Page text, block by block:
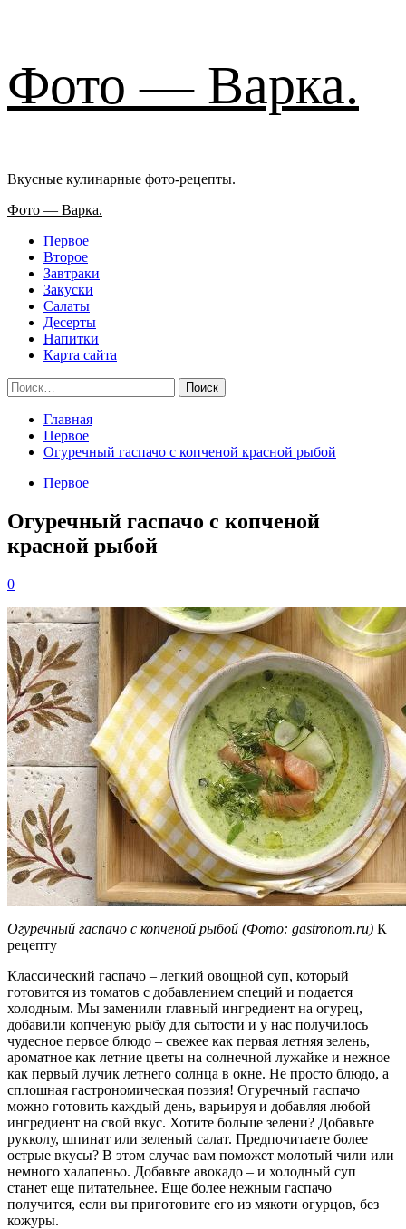
к
содержимому
Фото — Варка.
Вкусные кулинарные фото-рецепты.
Основное
Фото — Варка.
Первое
Второе
Завтраки
Закуски
Салаты
Десерты
Напитки
Карта сайта
Найти:
Главная
Первое
Огуречный гаспачо с копченой красной рыбой
Первое
Огуречный гаспачо с копченой
красной рыбой
0
Огуречный гаспачо с копченой рыбой (Фото: gastronom.ru) К
рецепту
Классический гаспачо – легкий овощной суп, который
готовится из томатов с добавлением специй и подается
холодным. Мы заменили главный ингредиент на огурец,
добавили копченую рыбу для сытости и у нас получилось
чудесное первое блюдо – свежее как первая летняя зелень,
ароматное как летние цветы на солнечной лужайке и нежное
как первый лучик летнего солнца в окне. Не просто блюдо, а
сплошная гастрономическая поэзия! Огуречный гаспачо
можно готовить каждый день, варьируя и добавляя любой
ингредиент на свой вкус. Хотите больше зелени? Добавьте
рукколу, шпинат или зеленый салат. Предпочитаете более
острые вкусы? В этом случае вам поможет молотый чили или
немного халапеньо. Добавьте авокадо – и холодный суп
станет еще питательнее. Еще более нежным гаспачо
получится, если вы приготовите его из мякоти огурцов, без
кожуры.